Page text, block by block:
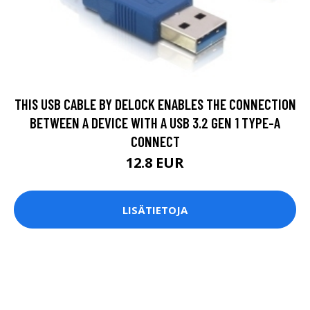
THIS USB CABLE BY DELOCK ENABLES THE CONNECTION
BETWEEN A DEVICE WITH A USB 3.2 GEN 1 TYPE-A
CONNECT
12.8 EUR
LISÄTIETOJA